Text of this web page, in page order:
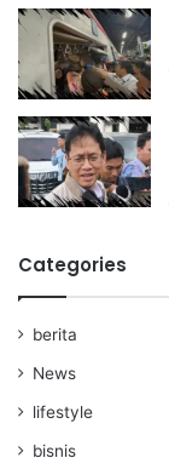
Categories
berita
News
lifestyle
bisnis